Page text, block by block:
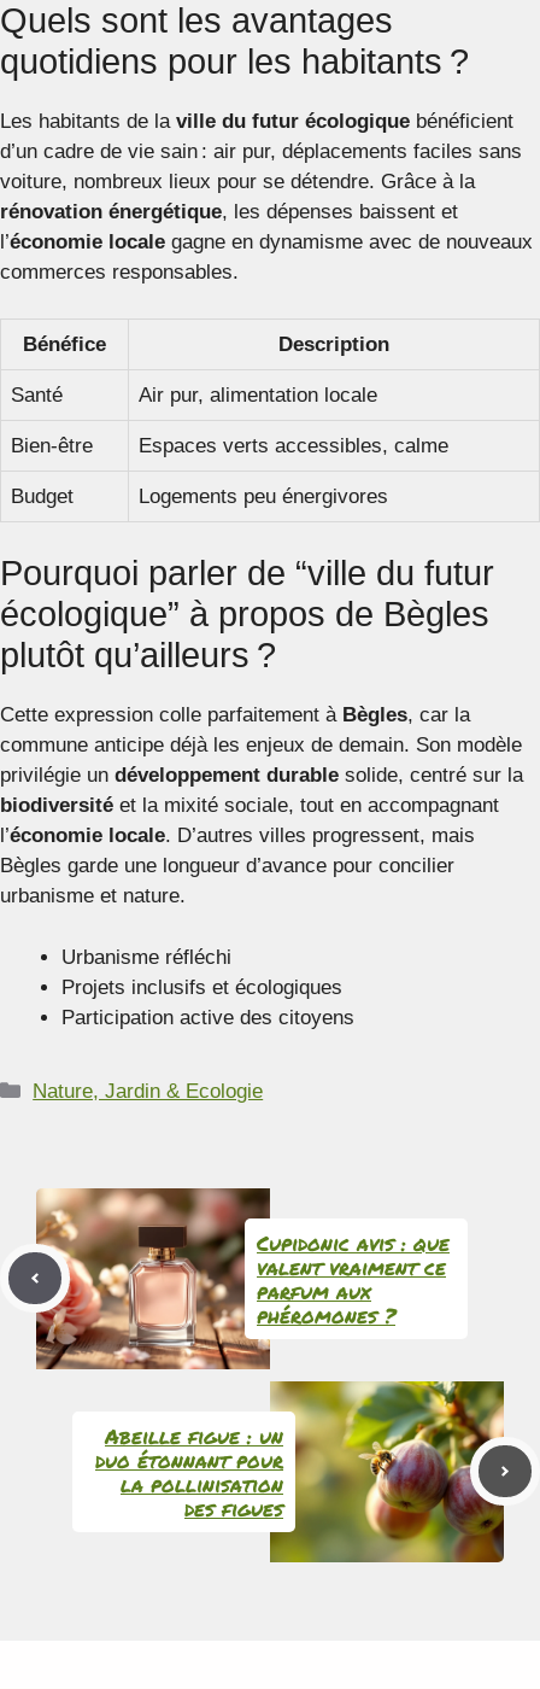
Quels sont les avantages
quotidiens pour les habitants ?
Les habitants de la ville du futur écologique bénéficient
d’un cadre de vie sain : air pur, déplacements faciles sans
voiture, nombreux lieux pour se détendre. Grâce à la
rénovation énergétique, les dépenses baissent et
l’économie locale gagne en dynamisme avec de nouveaux
commerces responsables.
Bénéfice Description
Santé Air pur, alimentation locale
Bien-être Espaces verts accessibles, calme
Budget Logements peu énergivores
Pourquoi parler de “ville du futur
écologique” à propos de Bègles
plutôt qu’ailleurs ?
Cette expression colle parfaitement à Bègles, car la
commune anticipe déjà les enjeux de demain. Son modèle
privilégie un développement durable solide, centré sur la
biodiversité et la mixité sociale, tout en accompagnant
l’économie locale. D’autres villes progressent, mais
Bègles garde une longueur d’avance pour concilier
urbanisme et nature.
Urbanisme réfléchi
Projets inclusifs et écologiques
Participation active des citoyens
Catégories
Nature, Jardin & Ecologie
Cupidonic avis : que
valent vraiment ce
parfum aux
phéromones ?
Abeille figue : un
duo étonnant pour
la pollinisation
des figues